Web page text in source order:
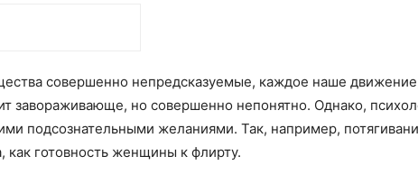
совершенно непредсказуемые, каждое наше
завораживающе, но совершенно непонятно. Однако,
подсознательными желаниями. Так, например,
готовность женщины к флирту.